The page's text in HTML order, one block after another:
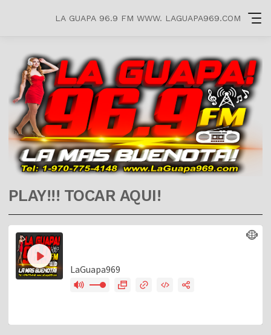
LA GUAPA 96.9 FM WWW. LAGUAPA969.COM
PLAY!!! TOCAR AQUI!